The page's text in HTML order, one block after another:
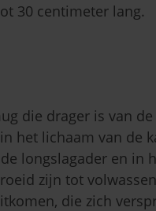
30 centimeter lang.
die drager is van
het lichaam van de
longslagader en in
zijn tot
die zich